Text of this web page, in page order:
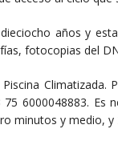
años y
fotocopias del
Climatizada.
6000048883. Es
minutos y medio, y